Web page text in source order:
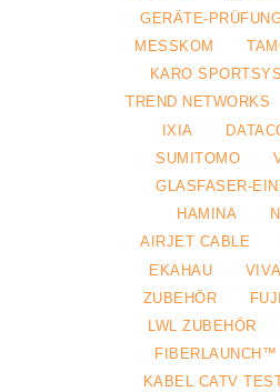
GERÄTE-
MESSKOM
KARO
TREND NETWORKS
IXIA
SUMITOMO
GLASFASER-
HAMINA
AIRJET CABLE
EKAHAU
ZUBEHÖR
LWL ZUBEHÖR
FIBERLAUNCH™
KABEL CATV